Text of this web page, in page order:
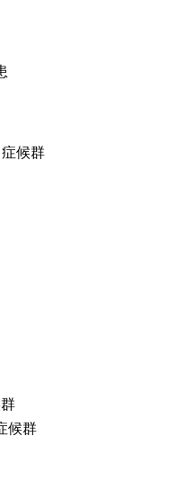
候群
候群